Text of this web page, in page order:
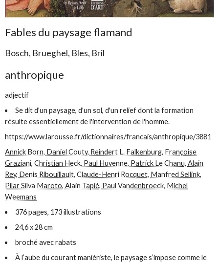
Fables du paysage flamand
Bosch, Brueghel, Bles, Bril
anthropique
adjectif
Sedit d'un paysage, d'un sol, d'un relief dont la formation
résulte essentiellement de l'intervention de l'homme.
https://www.larousse.fr/dictionnaires/francais/anthropique/3881
Annick Born, Daniel Couty, Reindert L. Falkenburg, Françoise
Graziani, Christian Heck, Paul Huvenne, Patrick Le Chanu, Alain
Rey, Denis Ribouillault, Claude-Henri Rocquet, Manfred Sellink,
Pilar Silva Maroto, Alain Tapié, Paul Vandenbroeck, Michel
Weemans
376 pages, 173 illustrations
24,6 x 28 cm
broché avec rabats
À l’aube du courant maniériste, le paysage s’impose comme le